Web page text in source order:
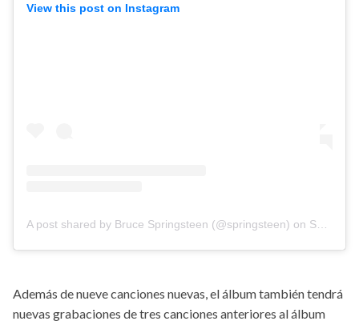
View this post on Instagram
A post shared by Bruce Springsteen (@springsteen) on Sep 10, 2020 at 5:00am PDT
Además de nueve canciones nuevas, el álbum también tendrá
nuevas grabaciones de tres canciones anteriores al álbum